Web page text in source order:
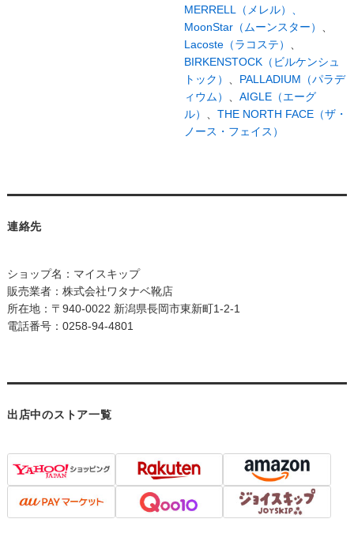
MERRELL（メレル）、
MoonStar（ムーンスター） 、
Lacoste（ラコステ） 、
BIRKENSTOCK（ビルケンシュ
トック） 、 PALLADIUM（パラデ
ィウム） 、 AIGLE（エーグ
ル） 、 THE NORTH FACE（ザ・
ノース・フェイス）
連絡先
ショップ名：マイスキップ
販売業者：株式会社ワタナベ靴店
所在地：〒940-0022 新潟県長岡市東新町1-2-1
電話番号：0258-94-4801
出店中のストア一覧